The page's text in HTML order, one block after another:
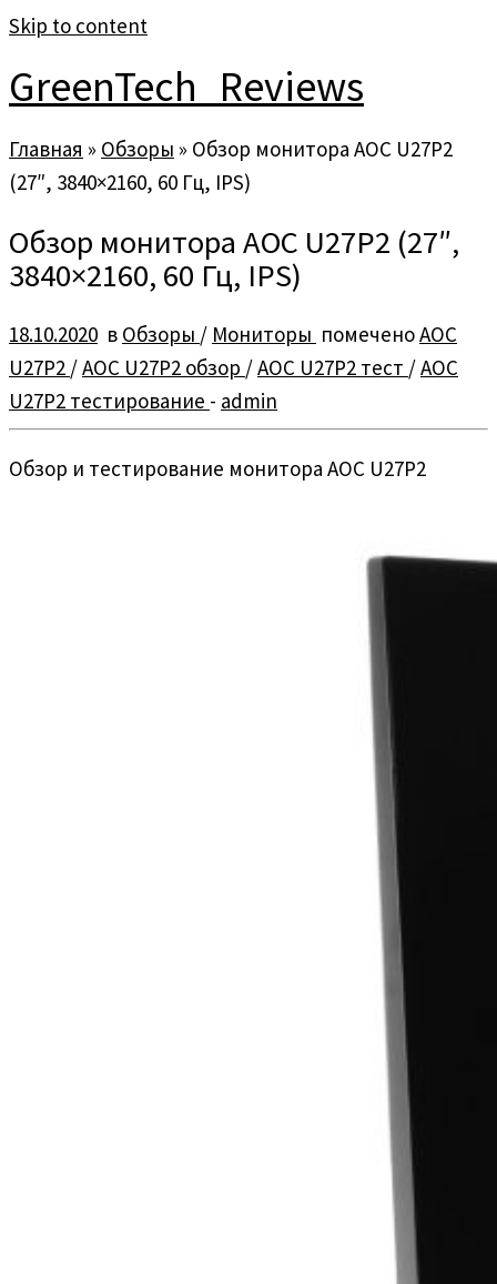
Skip to content
GreenTech_Reviews
Главная » Обзоры » Обзор монитора AOC U27P2
(27″, 3840×2160, 60 Гц, IPS)
Обзор монитора AOC U27P2 (27″,
3840×2160, 60 Гц, IPS)
18.10.2020 в Обзоры / Мониторы помеченоAOC
U27P2 /AOC U27P2 обзор /AOC U27P2 тест /AOC
U27P2 тестирование - admin
Обзор и тестирование монитора AOC U27P2